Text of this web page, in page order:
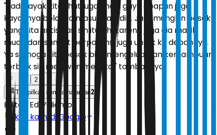
"Jadi kayak kita lihat juga, main gaya apapun juga
kayaknya bolanya masuk saja dia. Jadi, mungkin besok
yang kita antisipasi sih itu sih, karena juga dia masih
muda dan sangat berpotensi juga untuk ke depannya.
Ya semoga kita besok bisa mengeluarkan kemampuan
terbaik sih melawan mereka," tambahnya.
2
Tampilkan semua halaman2
Editor: Edi Yulianto
Ikuti kami di Google